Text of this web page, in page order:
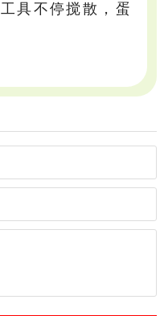
工具不停搅散，蛋